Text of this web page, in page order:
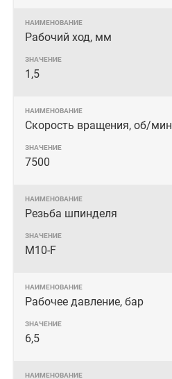
Рабочий ход, мм
1,5
Скорость вращения, об/мин
7500
Резьба шпинделя
M10-F
Рабочее давление, бар
6,5